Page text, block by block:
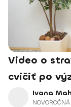
Video o
cvičiť po
Ivana